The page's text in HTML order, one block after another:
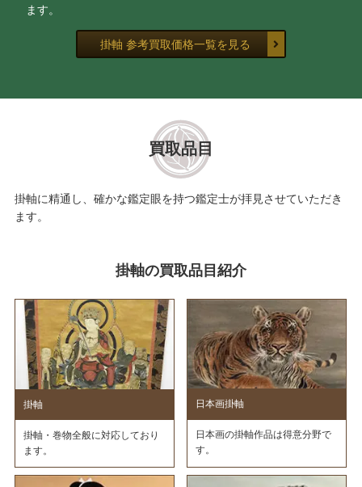
ます。
掛軸 参考買取価格一覧を見る
買取品目
掛軸に精通し、確かな鑑定眼を持つ鑑定士が拝見させていただき
ます。
掛軸の買取品目紹介
掛軸
掛軸・巻物全般に対応しており
ます。
日本画掛軸
日本画の掛軸作品は得意分野で
す。